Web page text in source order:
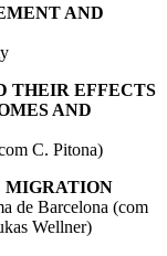
AND
THEIR EFFECTS
AND
C. Pitona)
MIGRATION
de Barcelona (com
Wellner)